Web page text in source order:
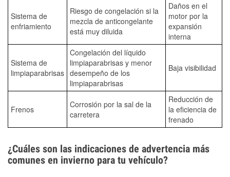
Sistema de
enfriamiento
Riesgo de congelación si la
mezcla de anticongelante
está muy diluida
Daños en el
motor por la
expansión
interna
Sistema de
limpiaparabrisas
Congelación del líquido
limpiaparabrisas y menor
desempeño de los
limpiaparabrisas
Baja visibilidad
Frenos
Corrosión por la sal de la
carretera
Reducción de
la eficiencia de
frenado
¿Cuáles son las indicaciones de advertencia más
comunes en invierno para tu vehículo?